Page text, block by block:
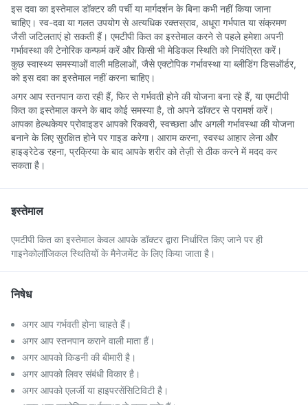
इस दवा का इस्तेमाल डॉक्टर की पर्ची या मार्गदर्शन के बिना कभी नहीं किया जाना
चाहिए। स्व-दवा या गलत उपयोग से अत्यधिक रक्तस्राव, अधूरा गर्भपात या संक्रमण
जैसी जटिलताएं हो सकती हैं। एमटीपी कित का इस्तेमाल करने से पहले हमेशा अपनी
गर्भावस्था की टेनोरिक कन्फर्म करें और किसी भी मेडिकल स्थिति को नियंत्रित करें।
कुछ स्वास्थ्य समस्याओं वाली महिलाओं, जैसे एक्टोपिक गर्भावस्था या ब्लीडिंग डिसऑर्डर,
को इस दवा का इस्तेमाल नहीं करना चाहिए।
अगर आप स्तनपान करा रही हैं, फिर से गर्भवती होने की योजना बना रहे हैं, या एमटीपी
कित का इस्तेमाल करने के बाद कोई समस्या है, तो अपने डॉक्टर से परामर्श करें।
आपका हेल्थकेयर प्रोवाइडर आपको रिकवरी, स्वच्छता और अगली गर्भावस्था की योजना
बनाने के लिए सुरक्षित होने पर गाइड करेगा। आराम करना, स्वस्थ आहार लेना और
हाइड्रेटेड रहना, प्रक्रिया के बाद आपके शरीर को तेज़ी से ठीक करने में मदद कर
सकता है।
इस्तेमाल
एमटीपी कित का इस्तेमाल केवल आपके डॉक्टर द्वारा निर्धारित किए जाने पर ही
गाइनेकोलॉजिकल स्थितियों के मैनेजमेंट के लिए किया जाता है।
निषेध
अगर आप गर्भवती होना चाहते हैं।
अगर आप स्तनपान कराने वाली माता हैं।
अगर आपको किडनी की बीमारी है।
अगर आपको लिवर संबंधी विकार है।
अगर आपको एलर्जी या हाइपरसेंसिटिविटी है।